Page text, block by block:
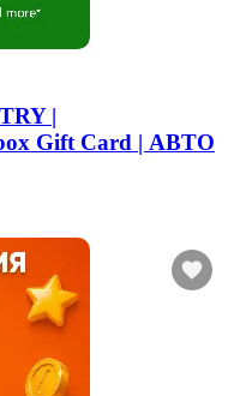
|
Gift Card | АВТО